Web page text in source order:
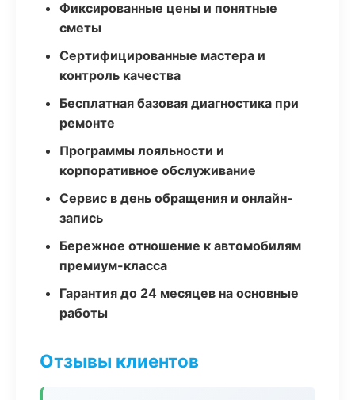
Фиксированные цены и понятные
сметы
Сертифицированные мастера и
контроль качества
Бесплатная базовая диагностика при
ремонте
Программы лояльности и
корпоративное обслуживание
Сервис в день обращения и онлайн-
запись
Бережное отношение к автомобилям
премиум-класса
Гарантия до 24 месяцев на основные
работы
Отзывы клиентов